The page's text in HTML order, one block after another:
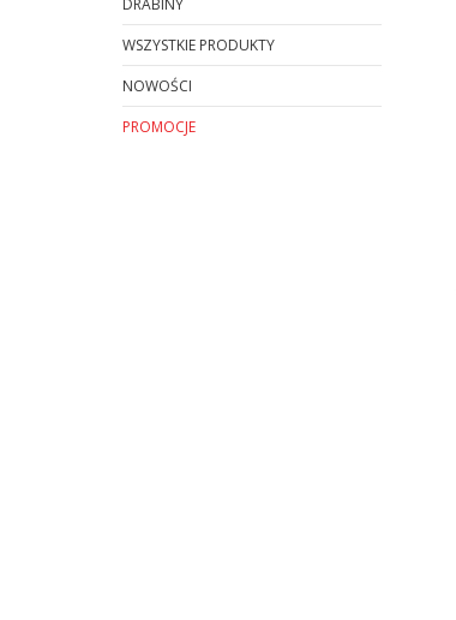
DRABINY
WSZYSTKIE PRODUKTY
NOWOŚCI
PROMOCJE